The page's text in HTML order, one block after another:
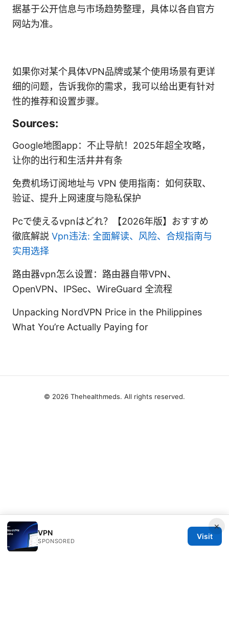
据基于公开信息与市场趋势整理，具体以各自官方
网站为准。
如果你对某个具体VPN品牌或某个使用场景有更详
细的问题，告诉我你的需求，我可以给出更有针对
性的推荐和设置步骤。
Sources:
Google地图app：不止导航！2025年超全攻略，
让你的出行和生活井井有条
免费机场订阅地址与 VPN 使用指南：如何获取、
验证、提升上网速度与隐私保护
Pcで使えるvpnはどれ？【2026年版】おすすめ
徹底解説 Vpn违法: 全面解读、风险、合规指南与
实用选择
路由器vpn怎么设置：路由器自带VPN、
OpenVPN、IPSec、WireGuard 全流程
Unpacking NordVPN Price in the Philippines
What You’re Actually Paying for
×
VPN
SPONSORED
Visit
© 2026 Thehealthmeds. All rights reserved.